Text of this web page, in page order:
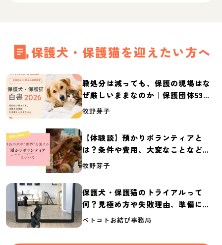
保護犬・保護猫を迎えたい方へ
殺処分は減っても、保護の現場はな
ぜ厳しいままなのか｜保護団体59団
体の実態調査【保護犬・保護猫白書
牧野芽子
【体験談】預かりボランティアと
は？条件や費用、大変なことなど紹
介
牧野芽子
保護犬・保護猫のトライアルって
何？見極め方や失敗理由、準備に必
要なものを紹介
ペトコトお結び事務局